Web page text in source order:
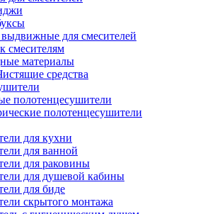
для смесителей
смесителям
материалы
средства
полотенцесушители
полотенцесушители
для кухни
для ванной
для раковины
для душевой кабины
для биде
скрытого монтажа